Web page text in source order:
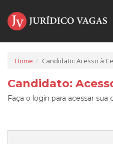
Home Candidato: Acesso à
Candidato:
Faça o login para acessar sua